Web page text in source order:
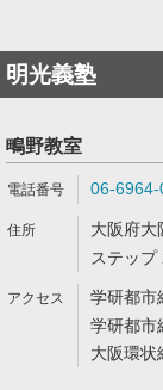
明光義塾
鴫野教室
06-6964-
大阪府大
ステップ
学研都市
学研都市
大阪環状